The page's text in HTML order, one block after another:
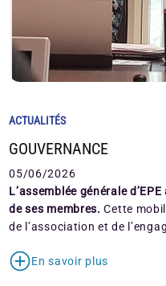
ACTUALITÉS
GOUVERNANCE
05/06/2026
L’assemblée générale
de ses membres.Cette
de l’association et de
En savoir plus